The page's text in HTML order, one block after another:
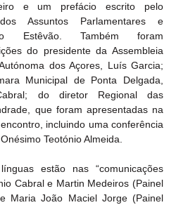
e um prefácio escrito pelo
Assuntos Parlamentares e
Estêvão. Também foram
do presidente da Assembleia
dos Açores, Luís Garcia;
Municipal de Ponta Delgada,
do diretor Regional das
que foram apresentadas na
incluindo uma conferência
Teotónio Almeida.
estão nas “comunicações
Cabral e Martin Medeiros (Painel
Maria João Maciel Jorge (Painel